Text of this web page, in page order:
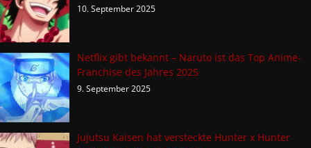
10. September 2025
Netflix gibt bekannt – Naruto ist das Top Anime-
Franchise des Jahres 2025
9. September 2025
Jujutsu Kaisen hat versteckte Hunter x Hunter